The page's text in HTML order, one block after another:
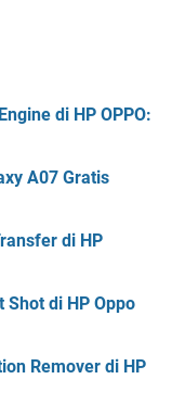
di HP OPPO:
A07 Gratis
di HP
di HP Oppo
Remover di HP